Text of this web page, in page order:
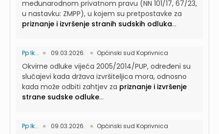
međunarodnom privatnom pravu (NN 101/17, 67/23,
u nastavku: ZMPP), u kojem su pretpostavke za
priznanje i izvršenje stranih sudskih odluka...
Pp Ik... 09.03.2026. Općinski sud Koprivnica
Okvirne odluke vijeća 2005/2014/PUP, određeni su
slučajevi kada država izvršiteljica mora, odnosno
kada može odbiti zahtjev za priznanje i izvršenje
strane sudske odluke...
Pp Ik... 09.03.2026. Općinski sud Koprivnica